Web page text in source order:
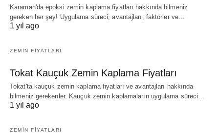
Karaman'da epoksi zemin kaplama fiyatları hakkında bilmeniz
gereken her şey! Uygulama süreci, avantajları, faktörler ve…
1 yıl ago
ZEMIN FIYATLARI
Tokat Kauçuk Zemin Kaplama Fiyatları
Tokat'ta kauçuk zemin kaplama fiyatları ve avantajları hakkında
bilmeniz gerekenler. Kauçuk zemin kaplamaların uygulama süreci…
1 yıl ago
ZEMIN FIYATLARI